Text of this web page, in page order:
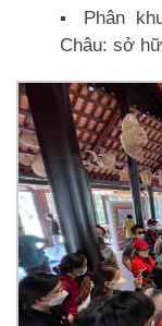
▪️ Phân
Châu: sở